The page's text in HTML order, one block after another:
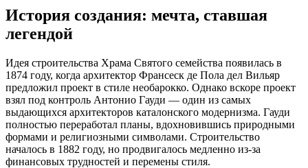
История создания: мечта, ставшая
легендой
Идея строительства Храма Святого семейства появилась в
1874 году, когда архитектор Франсеск де Пола дел Вильяр
предложил проект в стиле необарокко. Однако вскоре проект
взял под контроль Антонио Гауди — один из самых
выдающихся архитекторов каталонского модернизма. Гауди
полностью переработал планы, вдохновившись природными
формами и религиозными символами. Строительство
началось в 1882 году, но продвигалось медленно из-за
финансовых трудностей и перемены стиля.